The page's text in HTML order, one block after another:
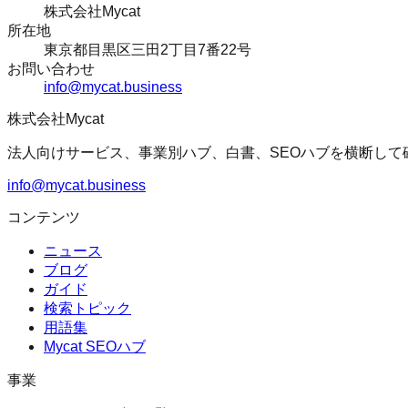
株式会社Mycat
所在地
東京都目黒区三田2丁目7番22号
お問い合わせ
info@mycat.business
株式会社Mycat
法人向けサービス、事業別ハブ、白書、SEOハブを横断し
info@mycat.business
コンテンツ
ニュース
ブログ
ガイド
検索トピック
用語集
Mycat SEOハブ
事業